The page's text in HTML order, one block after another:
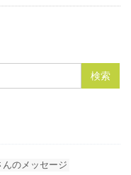
んのメッセージ